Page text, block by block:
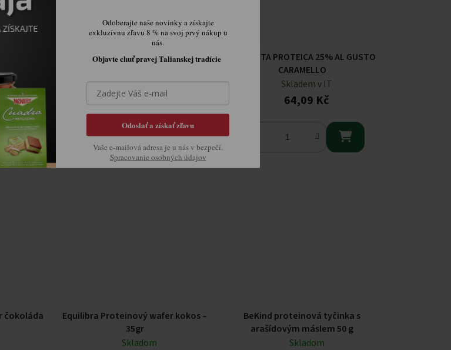

BARRETTA ULTRA PROTEIN CON
102,49 Kč

BARRETTA PROTEICA 25% AL GUSTO
CARAMELLO
Skladem v IT
64,09 Kč

čokoláda
Equilibra Proteinový wafer kokos –
35gr
Skladom
BeKind proteinová tyčinka s
arašídovým máslem 50 g
Skladom
Odoberajte naše novinky a získajte
exkluzívnu zľavu 8 % na svoj prvý nákup u
nás.
Objavte chuť pravej Talianskej tradície
Odoslať a získať zľavu
Vaše e-mailová adresa je u nás v bezpečí.
Spracovanie osobných údajov